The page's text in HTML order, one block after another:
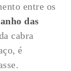
entre os
das
cabra
é